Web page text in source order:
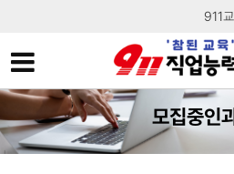
911
모집중인